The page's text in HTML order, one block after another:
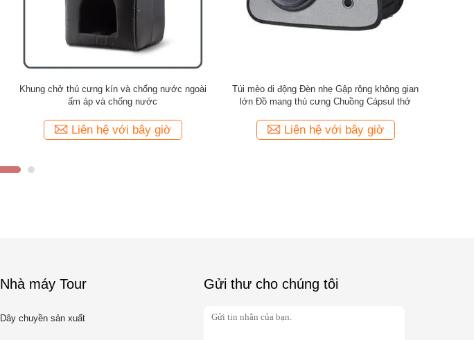
Hãng hàng không đã phê duyệt Lồng mang vật
nuôi 1,63KG để đi du lịch
Liên hệ với bây giờ
Hàng không đã phê duyệt PVC 1.70KG
36X40CM Lồng vận chuyển vật nuôi
Liên hệ với bây giờ
Nhà máy Tour
Dây chuyền sản xuất
Gửi thư cho chúng tôi